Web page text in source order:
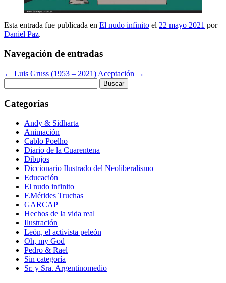
Esta entrada fue publicada en El nudo infinito el 22 mayo 2021 por
Daniel Paz.
Navegación de entradas
← Luis Gruss (1953 – 2021) Aceptación →
Categorías
Andy & Sidharta
Animación
Cablo Poelho
Diario de la Cuarentena
Dibujos
Diccionario Ilustrado del Neoliberalismo
Educación
El nudo infinito
F.Mérides Truchas
GARCAP
Hechos de la vida real
Ilustración
León, el activista peleón
Oh, my God
Pedro & Rael
Sin categoría
Sr. y Sra. Argentinomedio